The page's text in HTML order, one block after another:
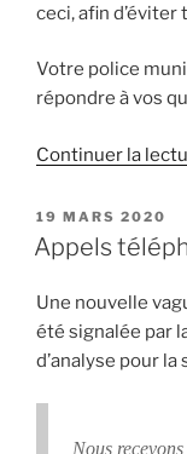
ceci, afin
Votre police
répondre à vos
Continuer la
PUBLIÉ
LE
19 MARS 2020
Appels
Une nouvelle
été signalée par
d’analyse pour
Nous